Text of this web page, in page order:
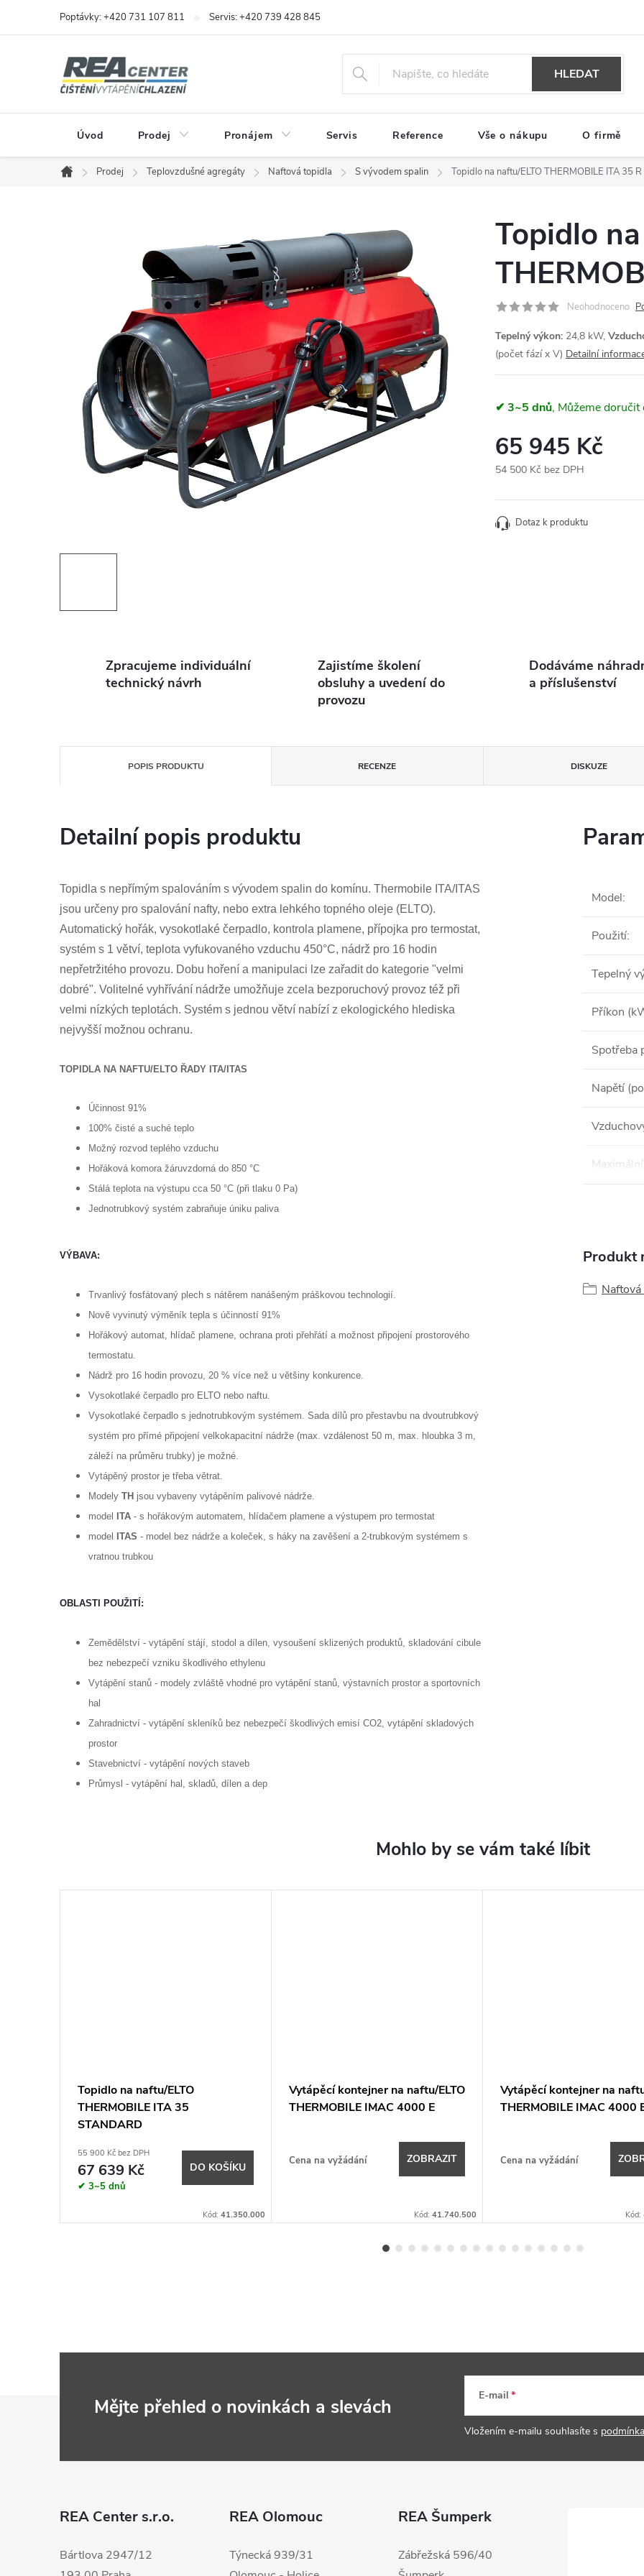
Poptávky: +420 731 107 811 Servis: +420 739 428 845
HLEDAT
Úvod Prodej Pronájem Servis Reference Vše o nákupu O firmě
Domů
Prodej Teplovzdušné agregáty Naftová topidla S vývodem spalin Topidlo na naftu/ELTO THERMOBILE ITA 35 R
Topidlo
Neohodnoceno
Tepelný výkon: 24,8 kW,
(počet fází x V) Detailní
✔ 3~5 dnů
65 945 Kč
54 500 Kč bez DPH
cena:
Dotaz k produktu
Zpracujeme individuální
technický návrh
Zajistíme školení
obsluhy a uvedení do
provozu
Dodáváme
a příslušenství
POPIS PRODUKTU RECENZE DISKUZE
Detailní popis produktu
Topidla s nepřímým spalováním s vývodem spalin do komínu. Thermobile ITA/ITAS
jsou určeny pro spalování nafty, nebo extra lehkého topného oleje (ELTO).
Automatický hořák, vysokotlaké čerpadlo, kontrola plamene, přípojka pro termostat,
systém s 1 větví, teplota vyfukovaného vzduchu 450°C, nádrž pro 16 hodin
nepřetržitého provozu. Dobu hoření a manipulaci lze zařadit do kategorie "velmi
dobré". Volitelné vyhřívání nádrže umožňuje zcela bezporuchový provoz též při
velmi nízkých teplotách. Systém s jednou větví nabízí z ekologického hlediska
nejvyšší možnou ochranu.
TOPIDLA NA NAFTU/ELTO ŘADY ITA/ITAS
Účinnost 91%
100% čisté a suché teplo
Možný rozvod teplého vzduchu
Hořáková komora žáruvzdorná do 850 °C
Stálá teplota na výstupu cca 50 °C (při tlaku 0 Pa)
Jednotrubkový systém zabraňuje úniku paliva
VÝBAVA:
Trvanlivý fosfátovaný plech s nátěrem nanášeným práškovou technologií.
Nově vyvinutý výměník tepla s účinností 91%
Hořákový automat, hlídač plamene, ochrana proti přehřátí a možnost připojení prostorového
termostatu.
Nádrž pro 16 hodin provozu, 20 % více než u většiny konkurence.
Vysokotlaké čerpadlo pro ELTO nebo naftu.
Vysokotlaké čerpadlo s jednotrubkovým systémem. Sada dílů pro přestavbu na dvoutrubkový
systém pro přímé připojení velkokapacitní nádrže (max. vzdálenost 50 m, max. hloubka 3 m,
záleží na průměru trubky) je možné.
Vytápěný prostor je třeba větrat.
Modely TH jsou vybaveny vytápěním palivové nádrže.
model
ITA - s hořákovým automatem, hlídačem plamene a výstupem pro termostat
model
ITAS - model bez nádrže a koleček, s háky na zavěšení a 2-trubkovým systémem s
vratnou trubkou
OBLASTI POUŽITÍ:
Zemědělství - vytápění stájí, stodol a dílen, vysoušení sklizených produktů, skladování cibule
bez nebezpečí vzniku škodlivého ethylenu
Vytápění stanů - modely zvláště vhodné pro vytápění stanů, výstavních prostor a sportovních
hal
Zahradnictví - vytápění skleníků bez nebezpečí škodlivých emisí CO2, vytápění skladových
prostor
Stavebnictví - vytápění nových staveb
Průmysl - vytápění hal, skladů, dílen a dep
Model:
Použití:
Tepelný
Příkon
Spotřeba
Napětí
Produkt
Topidlo na naftu/ELTO
THERMOBILE ITA 35
STANDARD
55 900 Kč bez DPH
67 639 Kč
✔ 3~5 dnů
DO KOŠÍKU
Kód: 41.350.000
Vytápěcí kontejner na naftu/ELTO
THERMOBILE IMAC 4000 E
Cena na vyžádání ZOBRAZIT
Kód: 41.740.500
Vytápěcí kontejner na
THERMOBILE IMAC 4000
Cena na vyžádání
Kód:
Mějte přehled o novinkách a slevách E-mail
Vložením e-mailu souhlasíte s
REA Center s.r.o.
Bártlova 2947/12
REA Olomouc
Týnecká 939/31
REA Šumperk
Zábřežská 596/40